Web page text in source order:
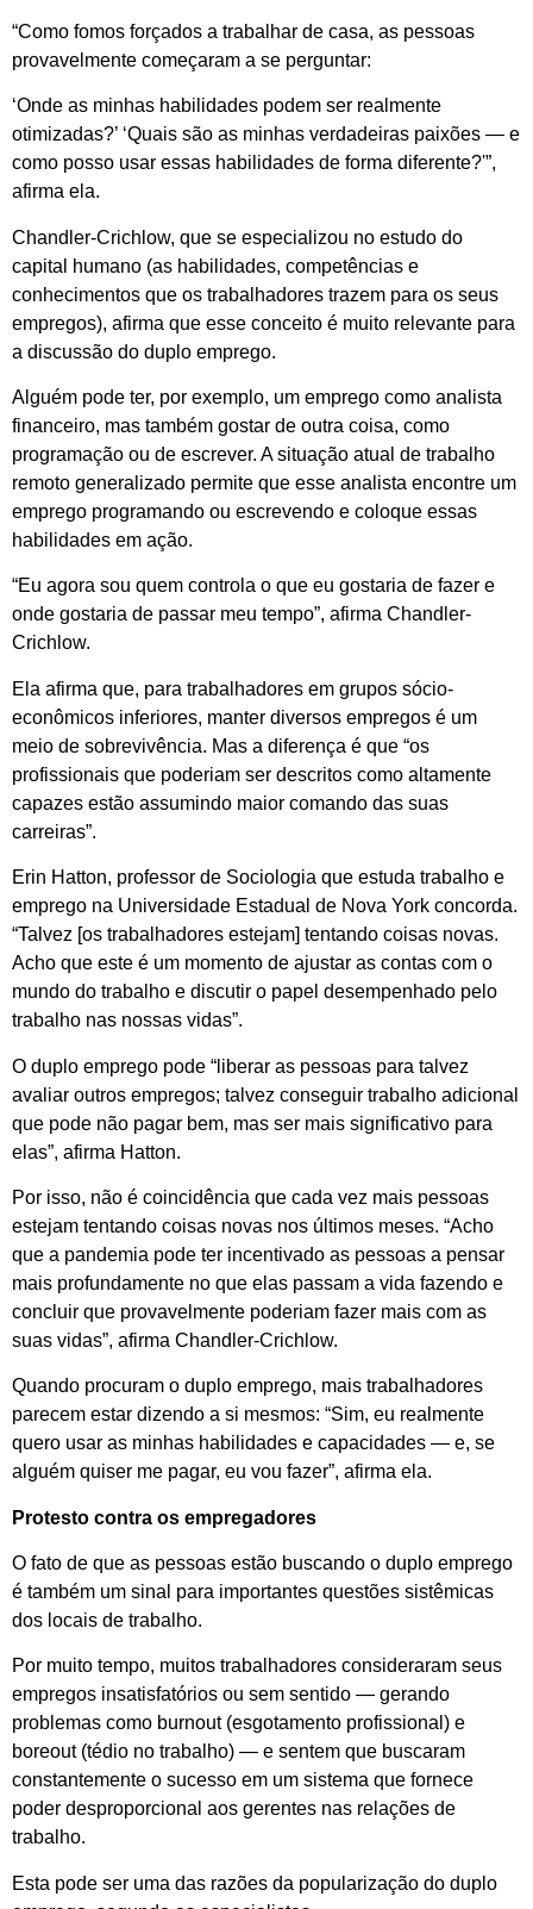
“Como fomos forçados a trabalhar de casa, as pessoas
provavelmente começaram a se perguntar:
‘Onde as minhas habilidades podem ser realmente
otimizadas?’ ‘Quais são as minhas verdadeiras paixões — e
como posso usar essas habilidades de forma diferente?'”,
afirma ela.
Chandler-Crichlow, que se especializou no estudo do
capital humano (as habilidades, competências e
conhecimentos que os trabalhadores trazem para os seus
empregos), afirma que esse conceito é muito relevante para
a discussão do duplo emprego.
Alguém pode ter, por exemplo, um emprego como analista
financeiro, mas também gostar de outra coisa, como
programação ou de escrever. A situação atual de trabalho
remoto generalizado permite que esse analista encontre um
emprego programando ou escrevendo e coloque essas
habilidades em ação.
“Eu agora sou quem controla o que eu gostaria de fazer e
onde gostaria de passar meu tempo”, afirma Chandler-
Crichlow.
Ela afirma que, para trabalhadores em grupos sócio-
econômicos inferiores, manter diversos empregos é um
meio de sobrevivência. Mas a diferença é que “os
profissionais que poderiam ser descritos como altamente
capazes estão assumindo maior comando das suas
carreiras”.
Erin Hatton, professor de Sociologia que estuda trabalho e
emprego na Universidade Estadual de Nova York concorda.
“Talvez [os trabalhadores estejam] tentando coisas novas.
Acho que este é um momento de ajustar as contas com o
mundo do trabalho e discutir o papel desempenhado pelo
trabalho nas nossas vidas”.
O duplo emprego pode “liberar as pessoas para talvez
avaliar outros empregos; talvez conseguir trabalho adicional
que pode não pagar bem, mas ser mais significativo para
elas”, afirma Hatton.
Por isso, não é coincidência que cada vez mais pessoas
estejam tentando coisas novas nos últimos meses. “Acho
que a pandemia pode ter incentivado as pessoas a pensar
mais profundamente no que elas passam a vida fazendo e
concluir que provavelmente poderiam fazer mais com as
suas vidas”, afirma Chandler-Crichlow.
Quando procuram o duplo emprego, mais trabalhadores
parecem estar dizendo a si mesmos: “Sim, eu realmente
quero usar as minhas habilidades e capacidades — e, se
alguém quiser me pagar, eu vou fazer”, afirma ela.
Protesto contra os empregadores
O fato de que as pessoas estão buscando o duplo emprego
é também um sinal para importantes questões sistêmicas
dos locais de trabalho.
Por muito tempo, muitos trabalhadores consideraram seus
empregos insatisfatórios ou sem sentido — gerando
problemas como burnout (esgotamento profissional) e
boreout (tédio no trabalho) — e sentem que buscaram
constantemente o sucesso em um sistema que fornece
poder desproporcional aos gerentes nas relações de
trabalho.
Esta pode ser uma das razões da popularização do duplo